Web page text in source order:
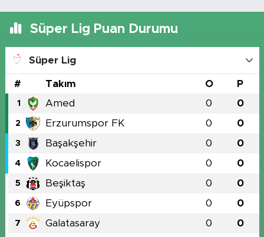
Süper Lig Puan Durumu
Süper Lig
# Takım O P
1 Amed 0 0
2 Erzurumspor FK 0 0
3 Başakşehir 0 0
4 Kocaelispor 0 0
5 Beşiktaş 0 0
6 Eyüpspor 0 0
7 Galatasaray 0 0